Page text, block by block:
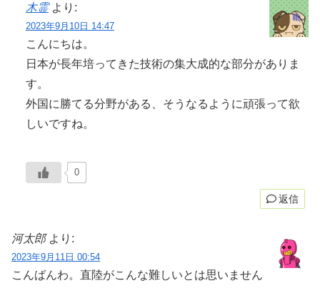
木霊 より:
2023年9月10日 14:47
こんにちは。
日本が長年培ってきた技術の集大成的な部分がありま
す。
外国に勝てる分野がある、そうなるように頑張って欲
しいですね。
0
返信
河太郎 より:
2023年9月11日 00:54
こんばんわ。直陸がこんな難しいとは思いません